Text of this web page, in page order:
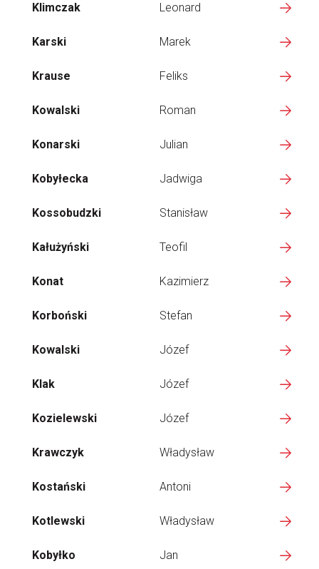
Klimczak Leonard
Karski Marek
Krause Feliks
Kowalski Roman
Konarski Julian
Kobyłecka Jadwiga
Kossobudzki Stanisław
Kałużyński Teofil
Konat Kazimierz
Korboński Stefan
Kowalski Józef
Klak Józef
Kozielewski Józef
Krawczyk Władysław
Kostański Antoni
Kotlewski Władysław
Kobyłko Jan